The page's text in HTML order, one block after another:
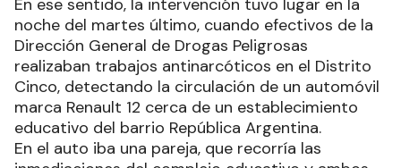
noche del martes último, cuando efectivos de la
Dirección General de Drogas Peligrosas
realizaban trabajos antinarcóticos en el Distrito
Cinco, detectando la circulación de un automóvil
marca Renault 12 cerca de un establecimiento
educativo del barrio República Argentina.
En el auto iba una pareja, que recorría las